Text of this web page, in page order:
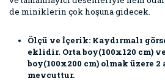
de miniklerin çok hoşuna gidecek.
Ölçü ve İçerik: Kaydırmalı
eklidir. Orta boy(100x120 cm)
boy(100x200 cm) olmak üzere 2
mevcuttur.